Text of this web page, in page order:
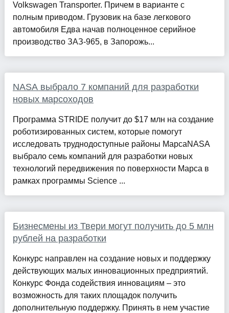
Volkswagen Transporter. Причем в варианте с
полным приводом. Грузовик на базе легкового
автомобиля Едва начав полноценное серийное
производство ЗАЗ-965, в Запорожь...
NASA выбрало 7 компаний для разработки
новых марсоходов
Программа STRIDE получит до $17 млн на создание
роботизированных систем, которые помогут
исследовать труднодоступные районы МарсаNASA
выбрало семь компаний для разработки новых
технологий передвижения по поверхности Марса в
рамках программы Science ...
Бизнесмены из Твери могут получить до 5 млн
рублей на разработки
Конкурс направлен на создание новых и поддержку
действующих малых инновационных предприятий.
Конкурс Фонда содействия инновациям – это
возможность для таких площадок получить
дополнительную поддержку. Принять в нем участие